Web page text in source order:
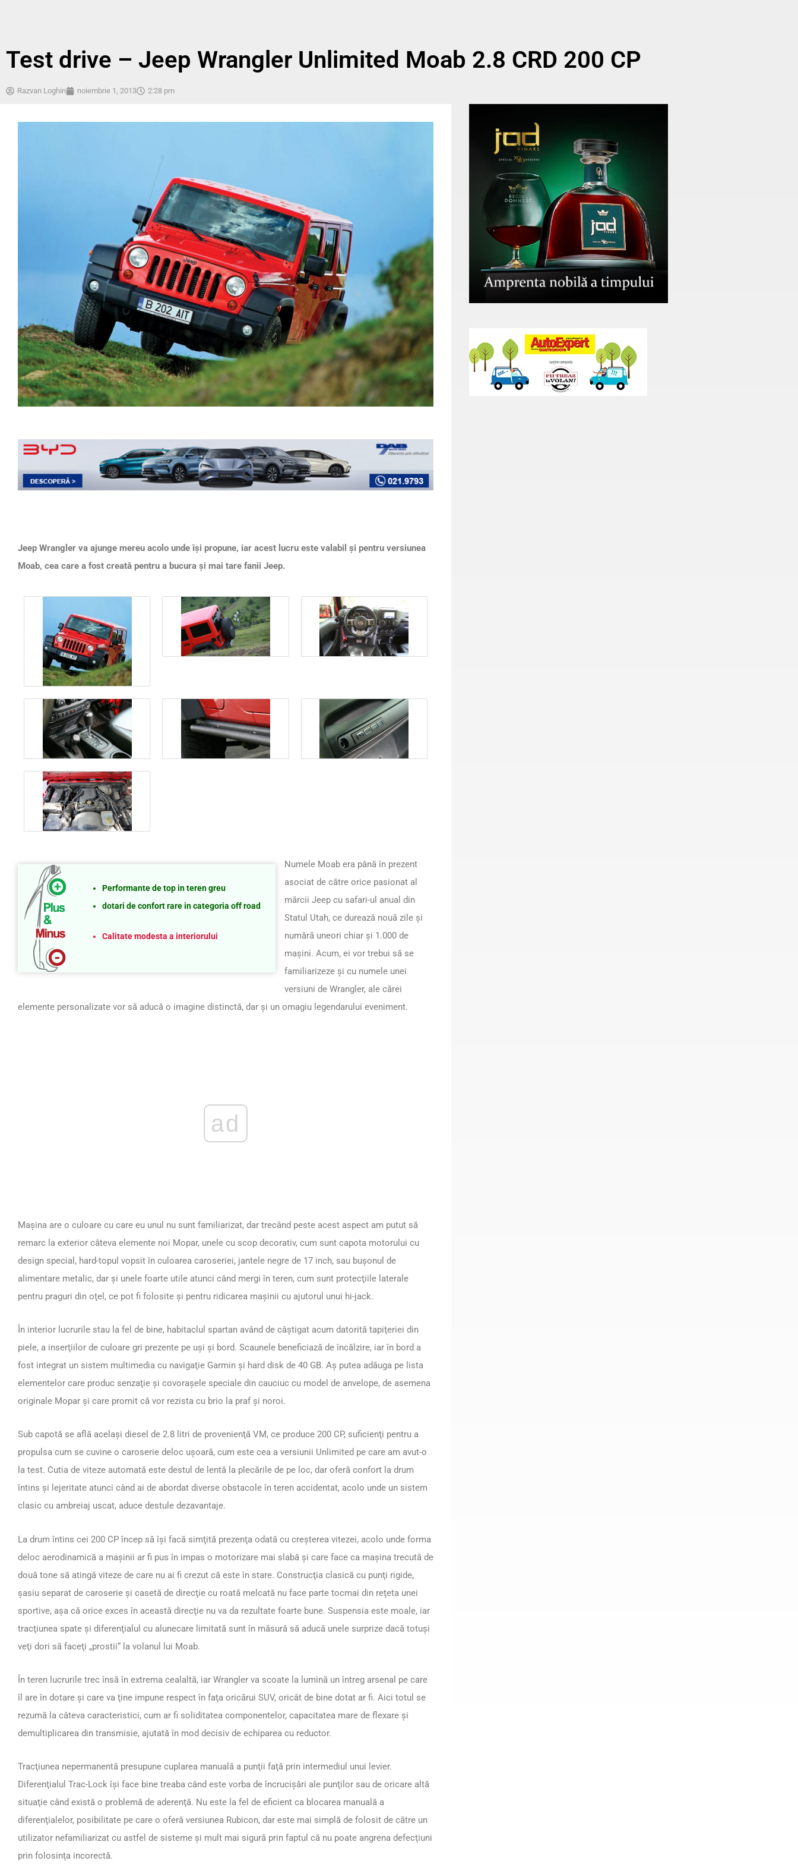
Test drive – Jeep Wrangler Unlimited Moab 2.8 CRD 200 CP
Razvan Loghin noiembrie 1, 2013 2:28 pm
Jeep Wrangler va ajunge mereu acolo unde îşi propune, iar acest lucru este valabil şi pentru versiunea
Moab, cea care a fost creată pentru a bucura şi mai tare fanii Jeep.
Performante de top in teren greu
dotari de confort rare in categoria off road
Calitate modesta a interiorului
Numele Moab era până în prezent
asociat de către orice pasionat al
mărcii Jeep cu safari-ul anual din
Statul Utah, ce durează nouă zile şi
numără uneori chiar şi 1.000 de
maşini. Acum, ei vor trebui să se
familiarizeze şi cu numele unei
versiuni de Wrangler, ale cărei
elemente personalizate vor să aducă o imagine distinctă, dar şi un omagiu legendarului eveniment.
ad
Maşina are o culoare cu care eu unul nu sunt familiarizat, dar trecând peste acest aspect am putut să
remarc la exterior câteva elemente noi Mopar, unele cu scop decorativ, cum sunt capota motorului cu
design special, hard-topul vopsit în culoarea caroseriei, jantele negre de 17 inch, sau buşonul de
alimentare metalic, dar şi unele foarte utile atunci când mergi în teren, cum sunt protecţiile laterale
pentru praguri din oţel, ce pot fi folosite şi pentru ridicarea maşinii cu ajutorul unui hi-jack.
În interior lucrurile stau la fel de bine, habitaclul spartan având de câştigat acum datorită tapiţeriei din
piele, a inserţiilor de culoare gri prezente pe uşi şi bord. Scaunele beneficiază de încălzire, iar în bord a
fost integrat un sistem multimedia cu navigaţie Garmin şi hard disk de 40 GB. Aş putea adăuga pe lista
elementelor care produc senzaţie şi covoraşele speciale din cauciuc cu model de anvelope, de asemena
originale Mopar şi care promit că vor rezista cu brio la praf şi noroi.
Sub capotă se află acelaşi diesel de 2.8 litri de provenienţă VM, ce produce 200 CP, suficienţi pentru a
propulsa cum se cuvine o caroserie deloc uşoară, cum este cea a versiunii Unlimited pe care am avut-o
la test. Cutia de viteze automată este destul de lentă la plecările de pe loc, dar oferă confort la drum
întins şi lejeritate atunci când ai de abordat diverse obstacole în teren accidentat, acolo unde un sistem
clasic cu ambreiaj uscat, aduce destule dezavantaje.
La drum întins cei 200 CP încep să îşi facă simţită prezenţa odată cu creşterea vitezei, acolo unde forma
deloc aerodinamică a maşinii ar fi pus în impas o motorizare mai slabă şi care face ca maşina trecută de
două tone să atingă viteze de care nu ai fi crezut că este în stare. Construcţia clasică cu punţi rigide,
şasiu separat de caroserie şi casetă de direcţie cu roată melcată nu face parte tocmai din reţeta unei
sportive, aşa că orice exces în această direcţie nu va da rezultate foarte bune. Suspensia este moale, iar
tracţiunea spate şi diferenţialul cu alunecare limitată sunt în măsură să aducă unele surprize dacă totuşi
veţi dori să faceţi „prostii“ la volanul lui Moab.
În teren lucrurile trec însă în extrema cealaltă, iar Wrangler va scoate la lumină un întreg arsenal pe care
îl are în dotare şi care va ţine impune respect în faţa oricărui SUV, oricât de bine dotat ar fi. Aici totul se
rezumă la câteva caracteristici, cum ar fi soliditatea componentelor, capacitatea mare de flexare şi
demultiplicarea din transmisie, ajutată în mod decisiv de echiparea cu reductor.
Tracţiunea nepermanentă presupune cuplarea manuală a punţii faţă prin intermediul unui levier.
Diferenţialul Trac-Lock îşi face bine treaba când este vorba de încrucişări ale punţilor sau de oricare altă
situaţie când există o problemă de aderenţă. Nu este la fel de eficient ca blocarea manuală a
diferenţialelor, posibilitate pe care o oferă versiunea Rubicon, dar este mai simplă de folosit de către un
utilizator nefamiliarizat cu astfel de sisteme şi mult mai sigură prin faptul că nu poate angrena defecţiuni
prin folosinţa incorectă.